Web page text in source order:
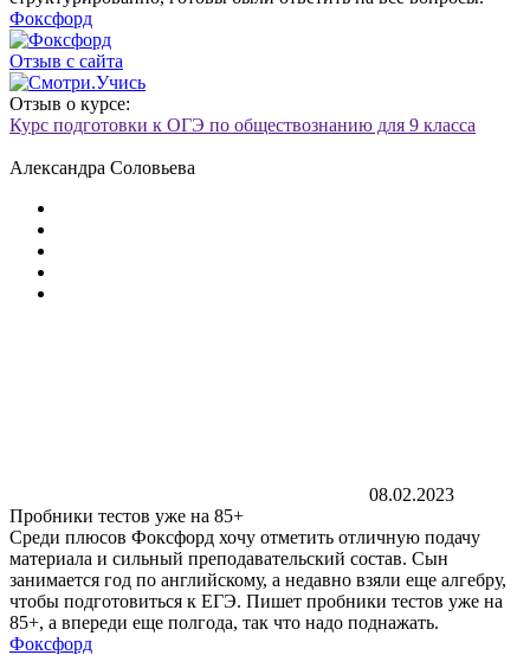
Фоксфорд
Отзыв с сайта
Отзыв о курсе:
Курс подготовки к ОГЭ по обществознанию для 9 класса
Александра Соловьева
08.02.2023
Пробники тестов уже на 85+
Среди плюсов Фоксфорд хочу отметить отличную подачу
материала и сильный преподавательский состав. Сын
занимается год по английскому, а недавно взяли еще алгебру,
чтобы подготовиться к ЕГЭ. Пишет пробники тестов уже на
85+, а впереди еще полгода, так что надо поднажать.
Фоксфорд